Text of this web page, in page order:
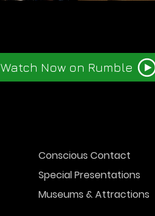
Watch Now on Rumble
Conscious Contact
Special Presentations
Museums & Attractions